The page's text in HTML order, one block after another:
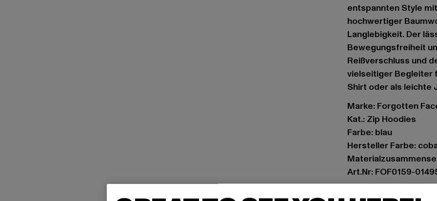
entspannten Style
hochwertiger
Langlebigkeit. Der
Bewegungsfreiheit
Reißverschluss und
vielseitiger Begleiter
Shirt oder als leichte
Marke: Forgotten
Kat.: Zip Hoodies
Farbe: blau
Hersteller Farbe:
Art.Nr: FOF0159-
Hersteller: TB